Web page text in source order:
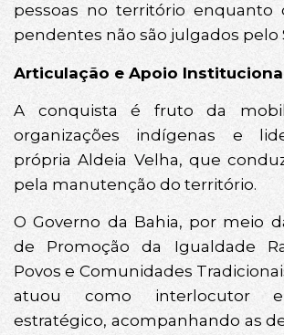
pessoas no território enquanto
pendentes não são julgados pelo
Articulação e Apoio
A conquista é fruto da
organizações indígenas e
própria Aldeia Velha, que
pela manutenção do território.
O Governo da Bahia, por meio
de Promoção da Igualdade
Povos e Comunidades
atuou como interlocutor
estratégico, acompanhando as